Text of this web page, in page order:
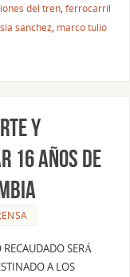
del tren, ferrocarril
sanchez, marco tulio
Y
16 AÑOS DE
RECAUDADO SERÁ
A LOS